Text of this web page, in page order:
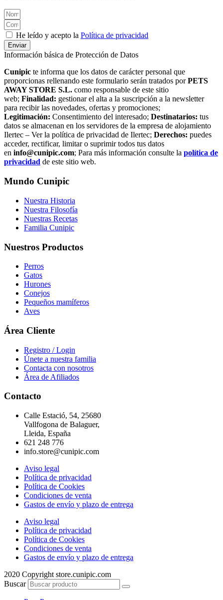
He leído y acepto la Política de privacidad
Enviar
Información básica de Protección de Datos
Cunipic te informa que los datos de carácter personal que
proporcionas rellenando este formulario serán tratados porPETS
AWAY STORE S.L. como responsable de este sitio
web; Finalidad: gestionar el alta a la suscripción a la newsletter
para recibir las novedades, ofertas y promociones;
Legitimación: Consentimiento del interesado; Destinatarios: tus
datos se almacenan en los servidores de la empresa de alojamiento
Ilertec – Ver la política de privacidad de Ilertec; Derechos: puedes
acceder, rectificar, limitar o suprimir todos tus datos
en info@cunipic.com; Para más información consulte la política de
privacidad de este sitio web.
Mundo Cunipic
Nuestra Historia
Nuestra Filosofía
Nuestras Recetas
Familia Cunipic
Nuestros Productos
Perros
Gatos
Hurones
Conejos
Pequeños mamíferos
Aves
Área Cliente
Registro / Login
Únete a nuestra familia
Contacta con nosotros
Área de Afiliados
Contacto
Calle Estació, 54, 25680
Vallfogona de Balaguer,
Lleida, España
621 248 776
info.store@cunipic.com
Aviso legal
Política de privacidad
Política de Cookies
Condiciones de venta
Gastos de envío y plazo de entrega
Aviso legal
Política de privacidad
Política de Cookies
Condiciones de venta
Gastos de envío y plazo de entrega
2020 Copyright store.cunipic.com
Buscar